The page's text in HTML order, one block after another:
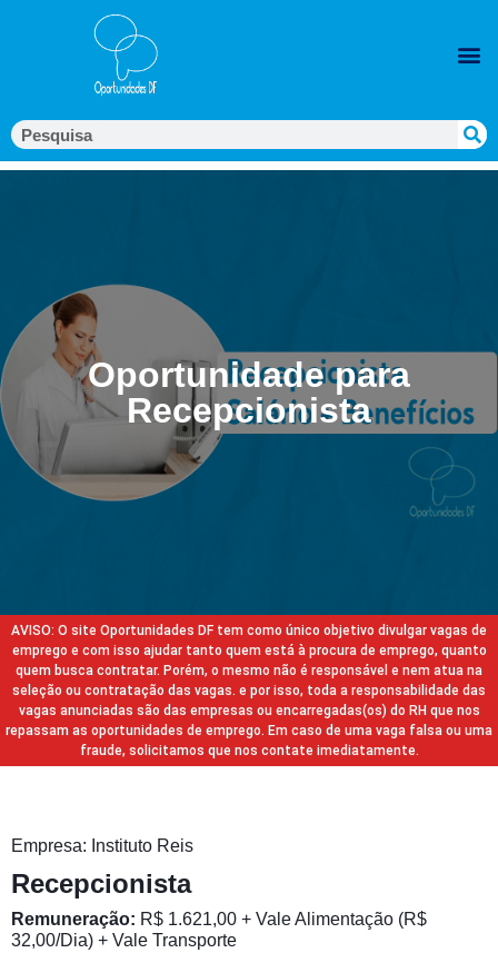
Oportunidade para
Recepcionista
AVISO: O site Oportunidades DF tem como único objetivo divulgar vagas de
emprego e com isso ajudar tanto quem está à procura de emprego, quanto
quem busca contratar. Porém, o mesmo não é responsável e nem atua na
seleção ou contratação das vagas. e por isso, toda a responsabilidade das
vagas anunciadas são das empresas ou encarregadas(os) do RH que nos
repassam as oportunidades de emprego. Em caso de uma vaga falsa ou uma
fraude, solicitamos que nos contate imediatamente.
Empresa: Instituto Reis
Recepcionista
Remuneração: R$ 1.621,00 + Vale Alimentação (R$
32,00/Dia) + Vale Transporte